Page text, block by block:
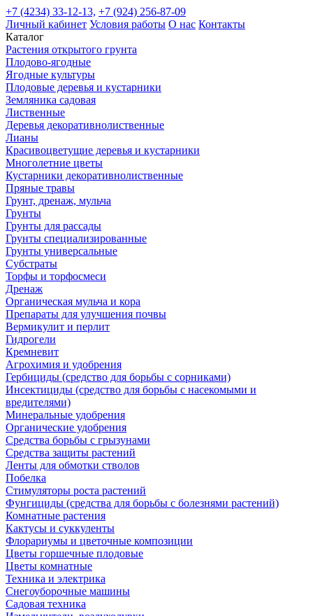
+7 (4234) 33-12-13, +7 (924) 256-87-09
Личный кабинет Условия работы О нас Контакты
Каталог
Растения открытого грунта
Плодово-ягодные
Ягодные культуры
Плодовые деревья и кустарники
Земляника садовая
Лиственные
Деревья декоративнолиственные
Лианы
Красивоцветущие деревья и кустарники
Многолетние цветы
Кустарники декоративнолиственные
Пряные травы
Грунт, дренаж, мульча
Грунты
Грунты для рассады
Грунты специализированные
Грунты универсальные
Субстраты
Торфы и торфосмеси
Дренаж
Органическая мульча и кора
Препараты для улучшения почвы
Вермикулит и перлит
Гидрогели
Кремневит
Агрохимия и удобрения
Гербициды (средство для борьбы с сорниками)
Инсектициды (средство для борьбы с насекомыми и
вредителями)
Минеральные удобрения
Органические удобрения
Средства борьбы с грызунами
Средства защиты растений
Ленты для обмотки стволов
Побелка
Стимуляторы роста растений
Фунгициды (средства для борьбы с болезнями растений)
Комнатные растения
Кактусы и суккуленты
Флорариумы и цветочные композиции
Цветы горшечные плодовые
Цветы комнатные
Техника и электрика
Снегоуборочные машины
Садовая техника